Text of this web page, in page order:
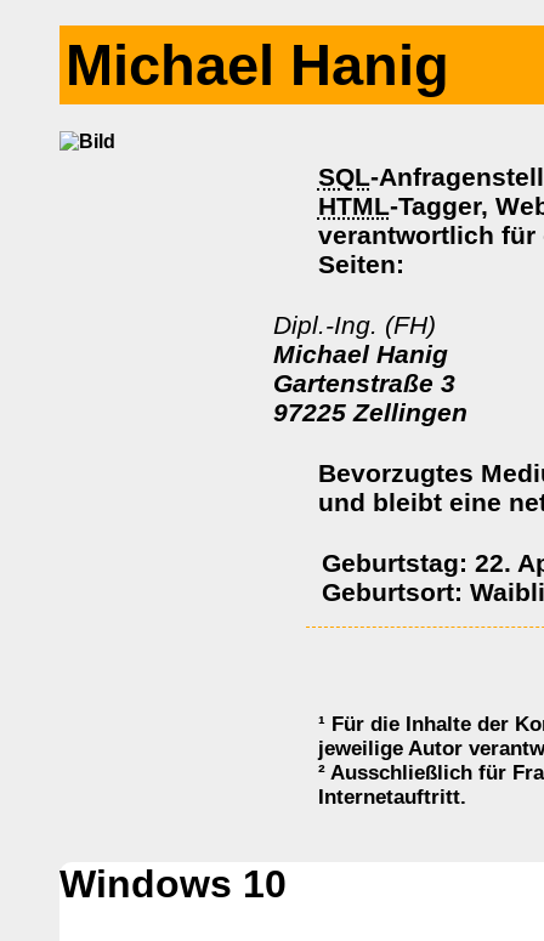
Michael Hanig
SQL-
HTML-Tagger,
verantwortlich für
Seiten:
Dipl.-Ing. (FH)
Michael Hanig
Gartenstraße 3
97225 Zellingen
Bevorzugtes
und bleibt eine
Geburtstag: 22.
Geburtsort:
¹ Für die Inhalte der
jeweilige Autor
² Ausschließlich für
Internetauftritt.
Windows 10